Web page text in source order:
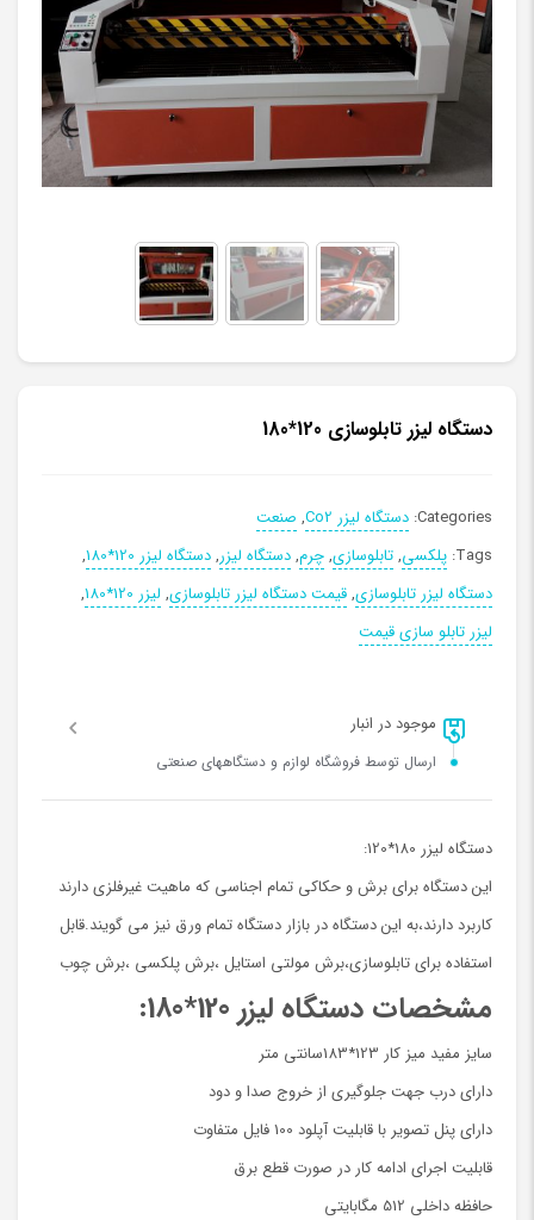
دستگاه لیزر تابلوسازی 120*180
Categories: دستگاه لیزر Co2 , صنعت
Tags: پلکسی,تابلوسازی,چرم,دستگاه لیزر,دستگاه لیزر 120*180
,
دستگاه لیزر تابلوسازی,قیمت دستگاه لیزر تابلوسازی, لیزر 120*180
,
لیزر تابلو سازی قیمت
موجود در انبار
ارسال توسط فروشگاه لوازم و دستگاههای صنعتی
دستگاه لیزر 180*120:
این دستگاه برای برش و حکاکی تمام اجناسی که ماهیت غیرفلزی دارند
کاربرد دارند،به این دستگاه در بازار دستگاه تمام ورق نیز می گویند.قابل
استفاده برای تابلوسازی،برش مولتی استایل ،برش پلکسی ،برش چوب
مشخصات دستگاه لیزر 120*180:
سایز مفید میز کار 123*183سانتی متر
دارای درب جهت جلوگیری از خروج صدا و دود
دارای پنل تصویر با قابلیت آپلود 100 فایل متفاوت
قابلیت اجرای ادامه کار در صورت قطع برق
حافظه داخلی 512 مگابایتی